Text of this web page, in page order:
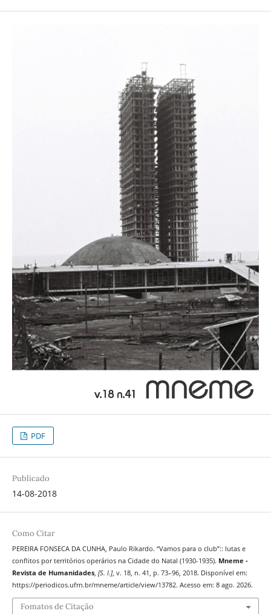
PDF
Publicado
14-08-2018
Como Citar
PEREIRA FONSECA DA CUNHA, Paulo Rikardo. “Vamos para o club”:: lutas e
conflitos por territórios operários na Cidade do Natal (1930-1935). Mneme -
Revista de Humanidades, [S. l.], v. 18, n. 41, p. 73–96, 2018. Disponível em:
https://periodicos.ufrn.br/mneme/article/view/13782. Acesso em: 8 ago. 2026.
Fomatos de Citação